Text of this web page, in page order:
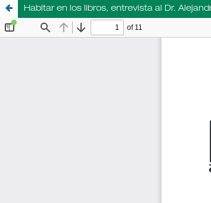
Habitar en los libros, entrevista al Dr.